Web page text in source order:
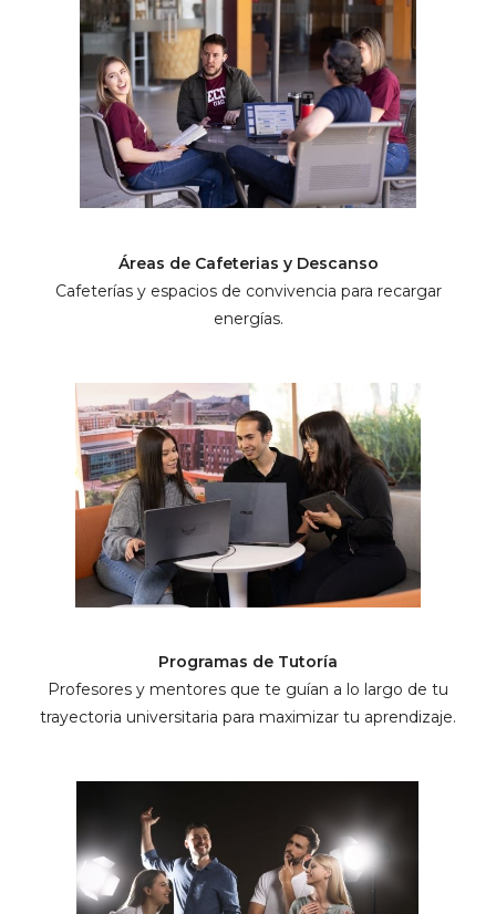
Áreas de Cafeterias y Descanso
Cafeterías y espacios de convivencia para recargar
energías.
Programas de Tutoría
Profesores y mentores que te guían a lo largo de tu
trayectoria universitaria para maximizar tu aprendizaje.